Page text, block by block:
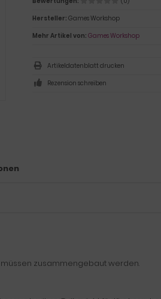
Hersteller: Games Workshop
Mehr Artikel von: Games Workshop
Artikeldatenblatt drucken
Rezension schreiben
zusammengebaut werden.